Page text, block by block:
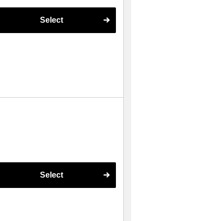
Select
Select